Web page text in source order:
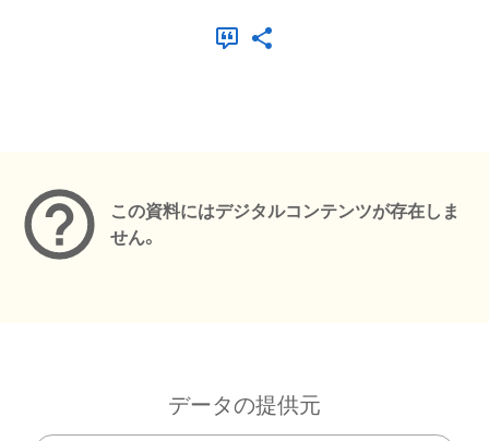
この資料にはデジタルコンテンツが存在しま
せん。
データの提供元